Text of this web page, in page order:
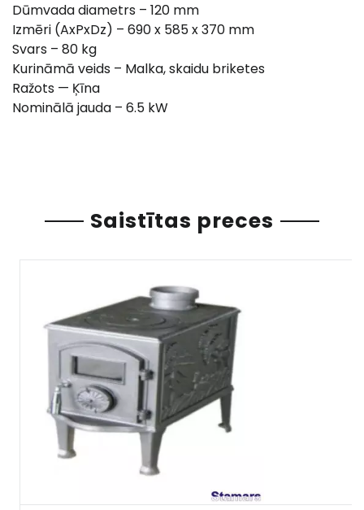
Dūmvada diametrs – 120 mm
Izmēri (AxPxDz) – 690 x 585 x 370 mm
Svars – 80 kg
Kurināmā veids – Malka, skaidu briketes
Ražots — Ķīna
Nominālā jauda – 6.5 kW
Saistītas preces